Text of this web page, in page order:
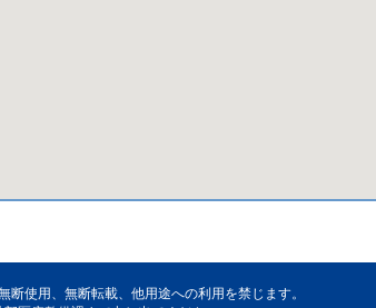
使用、無断転載、他用途への利用を禁じます。